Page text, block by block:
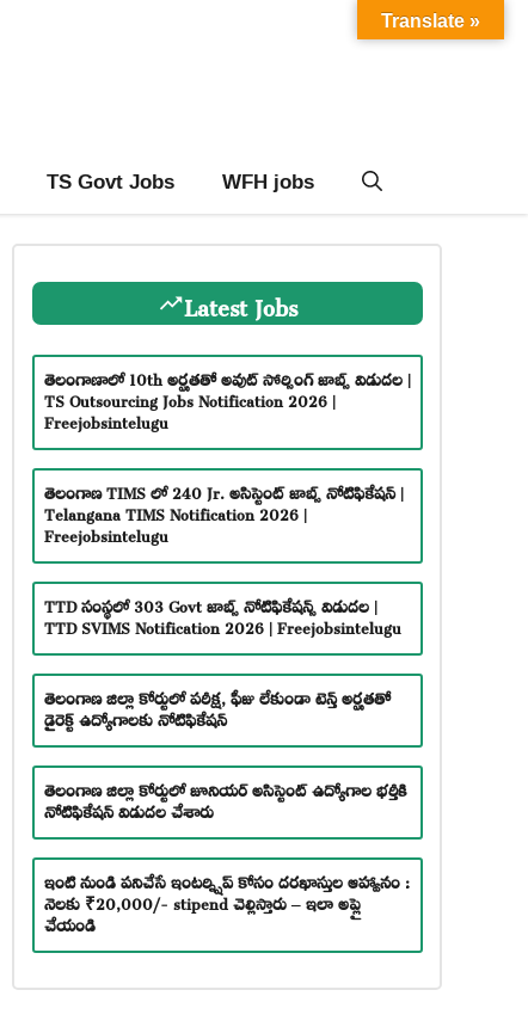
TS Govt Jobs WFH jobs
Latest Jobs
తెలంగాణాలో 10th అర్హతతో అవుట్ సోర్సింగ్ జాబ్స్ విడుదల |
TS Outsourcing Jobs Notification 2026 |
Freejobsintelugu
తెలంగాణ TIMS లో 240 Jr. అసిస్టెంట్ జాబ్స్ నోటిఫికేషన్ |
Telangana TIMS Notification 2026 |
Freejobsintelugu
TTD సంస్థలో 303 Govt జాబ్స్ నోటిఫికేషన్స్ విడుదల |
TTD SVIMS Notification 2026 | Freejobsintelugu
తెలంగాణ జిల్లా కోర్టులో పరీక్ష, ఫీజు లేకుండా టెన్త్ అర్హతతో
డైరెక్ట్ ఉద్యోగాలకు నోటిఫికేషన్
తెలంగాణ జిల్లా కోర్టులో జూనియర్ అసిస్టెంట్ ఉద్యోగాల భర్తీకి
నోటిఫికేషన్ విడుదల చేశారు
ఇంటి నుండి పనిచేసే ఇంటర్న్షిప్ కోసం దరఖాస్తుల ఆహ్వానం :
నెలకు ₹20,000/- stipend చెల్లిస్తారు – ఇలా అప్లై
చేయండి
Translate »